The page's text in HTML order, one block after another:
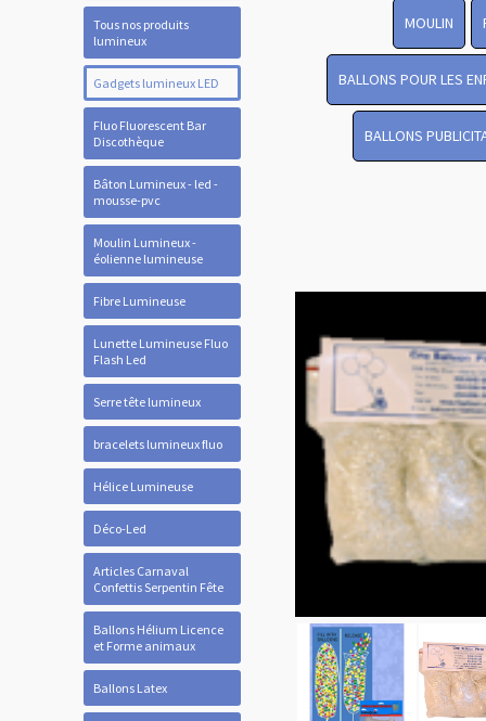
Tous nos produits
lumineux
Gadgets lumineux LED
Fluo Fluorescent Bar
Discothèque
Bâton Lumineux - led -
mousse-pvc
Moulin Lumineux -
éolienne lumineuse
Fibre Lumineuse
Lunette Lumineuse Fluo
Flash Led
Serre tête lumineux
bracelets lumineux fluo
Hélice Lumineuse
Déco-Led
Articles Carnaval
Confettis Serpentin Fête
Ballons Hélium Licence
et Forme animaux
Ballons Latex
MOULIN
BALLONS POUR LES
BALLONS